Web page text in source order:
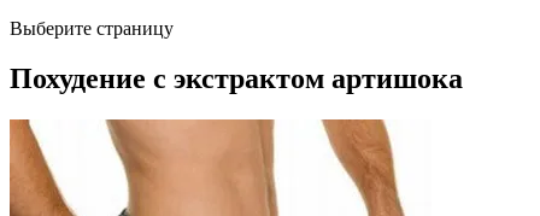
Выберите страницу
Похудение с экстрактом артишока